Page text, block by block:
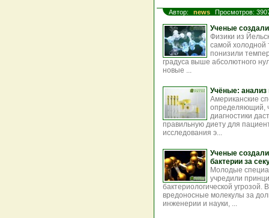
Автор: news Просмотров:
Ученые
Физики из
самой холодной
понизили
градуса выше абсолютного
новые ...
Учёные: анализ
Американские
определяющий,
диагностики
правильную диету для
исследования э...
Ученые
бактерии за
Молодые
учредили
бактериологической угрозой.
вредоносные молекулы за
инженерии и науки, ...